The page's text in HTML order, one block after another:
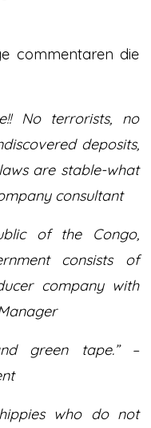
commentaren die
No terrorists, no
deposits,
are stable-what
consultant
of the Congo,
consists of
company with
green tape.” –
who do not